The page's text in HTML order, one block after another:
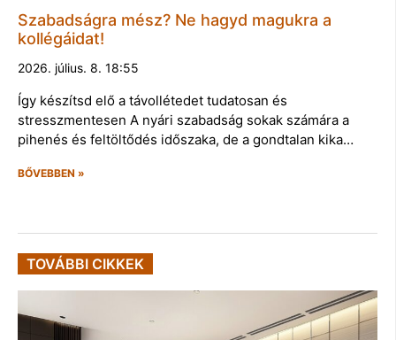
Szabadságra mész? Ne hagyd magukra a
kollégáidat!
2026. július. 8. 18:55
Így készítsd elő a távollétedet tudatosan és
stresszmentesen A nyári szabadság sokak számára a
pihenés és feltöltődés időszaka, de a gondtalan kika…
BŐVEBBEN »
TOVÁBBI CIKKEK